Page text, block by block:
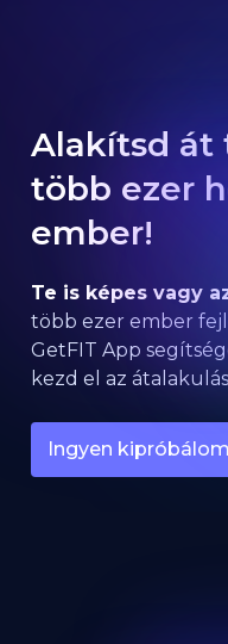
Alakítsd
több ezer
ember!
Te is képes vagy
több ezer ember
GetFIT App
kezd el az
Ingyen